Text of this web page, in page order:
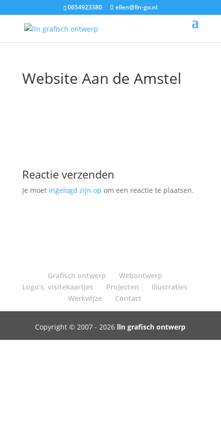
0654923380 ellen@lln-go.nl
Website Aan de Amstel
Reactie verzenden
Je moet ingelogd zijn op om een reactie te plaatsen.
Grafisch ontwerp
Webontwerp
Logo’s, visitekaartjes
Projecten
Illustraties
Werkwijze
Contact
Copyright © 2007 - 2026 lln grafisch ontwerp